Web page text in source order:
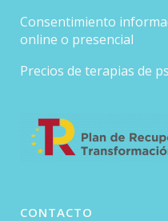
Consentimiento
online o presencial
Precios de terapias de
CONTACTO